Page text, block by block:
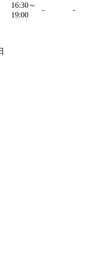
16:30～
19:00
- -